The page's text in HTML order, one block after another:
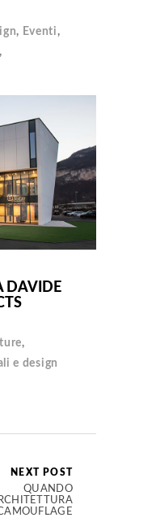
, Eventi,
,
DAVIDE
,
e design
NEXT POST
QUANDO